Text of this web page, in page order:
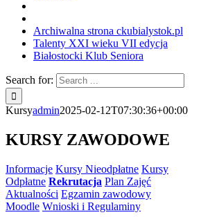
Archiwalna strona ckubialystok.pl
Talenty XXI wieku VII edycja
Białostocki Klub Seniora
Search for:
Kursyadmin2025-02-12T07:30:36+00:00
KURSY ZAWODOWE
Informacje Kursy Nieodpłatne Kursy
Odpłatne Rekrutacja Plan Zajęć
Aktualności Egzamin zawodowy
Moodle Wnioski i Regulaminy